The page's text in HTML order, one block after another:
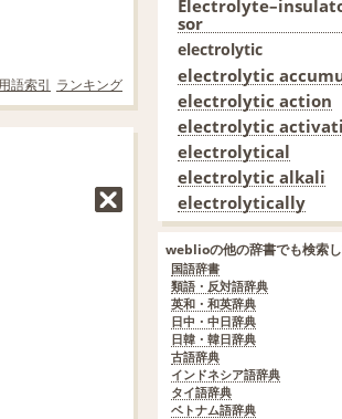
用語索引 ランキング
sor
electrolytic
electrolytic
electrolytic action
electrolytic
electrolytical
electrolytic alkali
electrolytically
weblioの他の辞書でも検索
国語辞書
類語・反対語辞典
英和・和英辞典
日中・中日辞典
日韓・韓日辞典
古語辞典
インドネシア語辞典
タイ語辞典
ベトナム語辞典